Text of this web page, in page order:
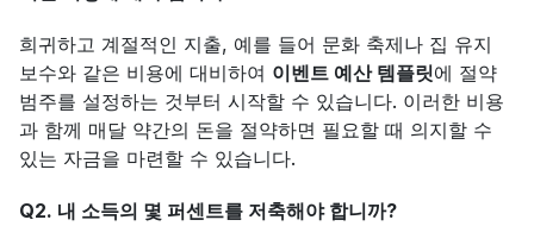
희귀하고 계절적인 지출, 예를 들어 문화 축제나 집 유지
보수와 같은 비용에 대비하여 이벤트 예산 템플릿에 절약
범주를 설정하는 것부터 시작할 수 있습니다. 이러한 비용
과 함께 매달 약간의 돈을 절약하면 필요할 때 의지할 수
있는 자금을 마련할 수 있습니다.
Q2. 내 소득의 몇 퍼센트를 저축해야 합니까?